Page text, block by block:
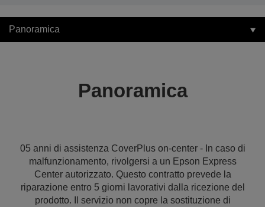
Panoramica
Panoramica
05 anni di assistenza CoverPlus on-center - In caso di
malfunzionamento, rivolgersi a un Epson Express
Center autorizzato. Questo contratto prevede la
riparazione entro 5 giorni lavorativi dalla ricezione del
prodotto. Il servizio non copre la sostituzione di